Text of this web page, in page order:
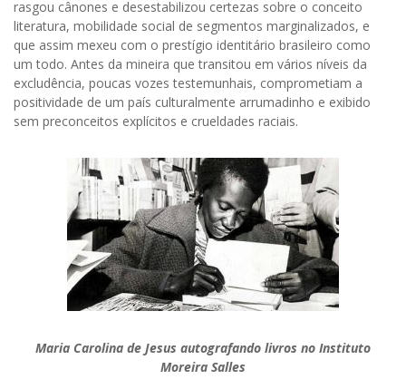
rasgou cânones e desestabilizou certezas sobre o conceito
literatura, mobilidade social de segmentos marginalizados, e
que assim mexeu com o prestígio identitário brasileiro como
um todo. Antes da mineira que transitou em vários níveis da
excludência, poucas vozes testemunhais, comprometiam a
positividade de um país culturalmente arrumadinho e exibido
sem preconceitos explícitos e crueldades raciais.
Maria Carolina de Jesus autografando livros no Instituto
Moreira Salles